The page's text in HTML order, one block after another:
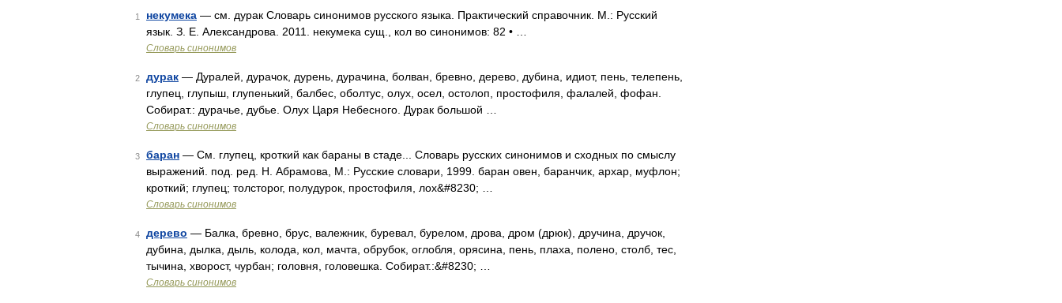
1 некумека — см. дурак Словарь синонимов русского языка. Практический справочник. М.: Русский
язык. З. Е. Александрова. 2011. некумека сущ., кол во синонимов: 82 • …
Словарь синонимов
2 дурак — Дуралей, дурачок, дурень, дурачина, болван, бревно, дерево, дубина, идиот, пень, телепень,
глупец, глупыш, глупенький, балбес, оболтус, олух, осел, остолоп, простофиля, фалалей, фофан.
Собират.: дурачье, дубье. Олух Царя Небесного. Дурак большой …
Словарь синонимов
3 баран — См. глупец, кроткий как бараны в стаде... Словарь русских синонимов и сходных по смыслу
выражений. под. ред. Н. Абрамова, М.: Русские словари, 1999. баран овен, баранчик, архар, муфлон;
кроткий; глупец; толсторог, полудурок, простофиля, лох&#8230; …
Словарь синонимов
4 дерево — Балка, бревно, брус, валежник, буревал, бурелом, дрова, дром (дрюк), дручина, дручок,
дубина, дылка, дыль, колода, кол, мачта, обрубок, оглобля, орясина, пень, плаха, полено, столб, тес,
тычина, хворост, чурбан; головня, головешка. Собират.:&#8230; …
Словарь синонимов